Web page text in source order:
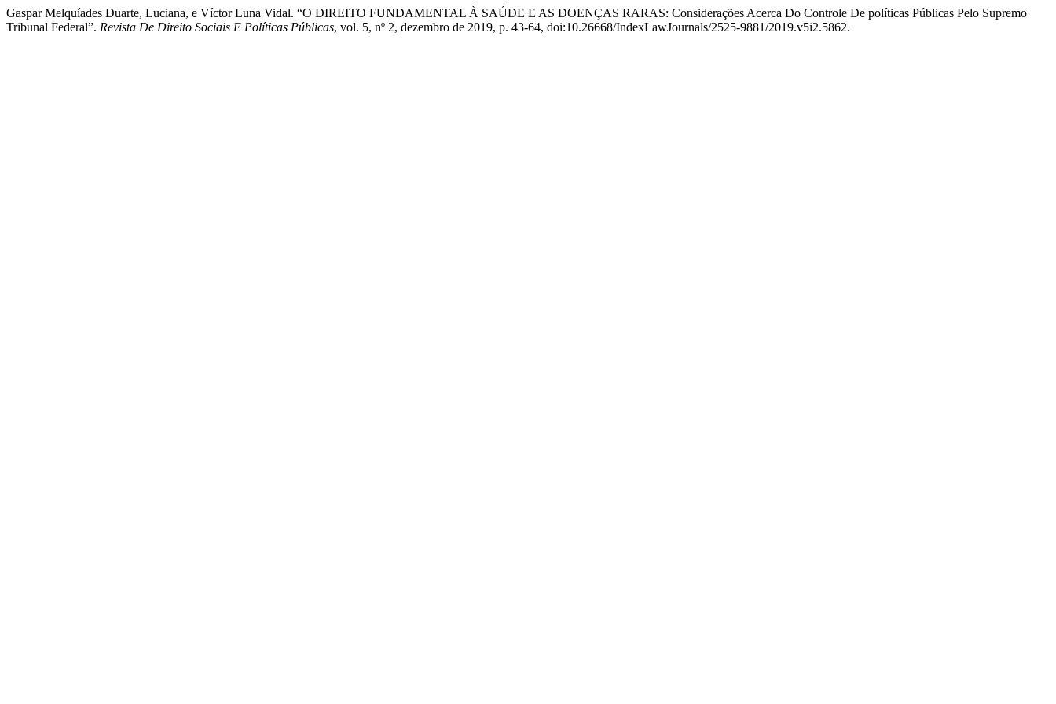
Gaspar Melquíades Duarte, Luciana, e Víctor Luna Vidal. “O DIREITO FUNDAMENTAL À SAÚDE E AS DOENÇAS RARAS: Considerações Acerca Do Controle De políticas Públicas Pelo Supremo
Tribunal Federal”. Revista De Direito Sociais E Políticas Públicas, vol. 5, nº 2, dezembro de 2019, p. 43-64, doi:10.26668/IndexLawJournals/2525-9881/2019.v5i2.5862.